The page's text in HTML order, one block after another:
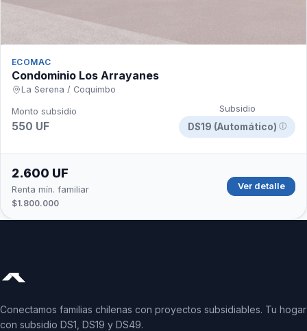
ECOMAC
Condominio Los Arrayanes
La Serena / Coquimbo
Monto subsidio
550 UF
Subsidio
DS19 (Automático) ⓘ
2.600 UF
Renta mín. familiar
$1.800.000
Ver detalle
Conectamos familias chilenas con proyectos subsidiables. Tu hogar
con subsidio DS1, DS19 y DS49.